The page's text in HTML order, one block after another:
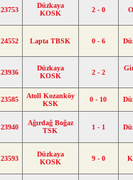
23753
Düzkaya
KOSK
2 - 0
24552 Lapta TBSK 0 - 6
23936
Düzkaya
KOSK
2 - 2
23585
Atoll Kozanköy
KSK
0 - 10
23940
Ağırdağ Boğaz
TSK
1 - 1
23593
Düzkaya
KOSK
9 - 0